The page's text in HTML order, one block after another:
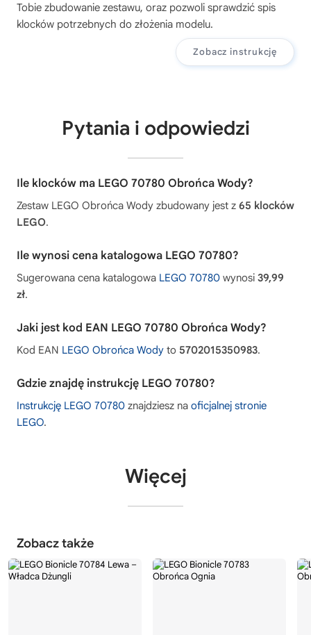
Tobie zbudowanie zestawu, oraz pozwoli sprawdzić spis
klocków potrzebnych do złożenia modelu.
Zobacz instrukcję
Pytania i odpowiedzi
Ile klocków ma LEGO 70780 Obrońca Wody?
Zestaw LEGO Obrońca Wody zbudowany jest z 65 klocków
LEGO.
Ile wynosi cena katalogowa LEGO 70780?
Sugerowana cena katalogowa LEGO 70780 wynosi 39,99
zł.
Jaki jest kod EAN LEGO 70780 Obrońca Wody?
Kod EAN LEGO Obrońca Wody to 5702015350983.
Gdzie znajdę instrukcję LEGO 70780?
Instrukcję LEGO 70780 znajdziesz na oficjalnej stronie
LEGO.
Więcej
Zobacz także